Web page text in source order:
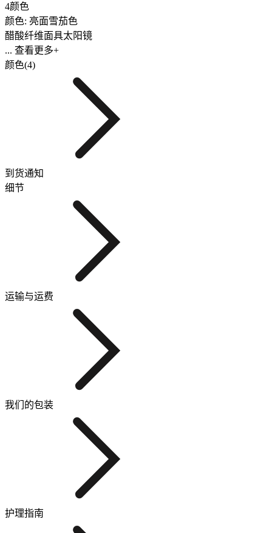
4颜色
颜色: 亮面雪茄色
醋酸纤维面具太阳镜
... 查看更多+
颜色(4)
到货通知
细节
运输与运费
我们的包装
护理指南